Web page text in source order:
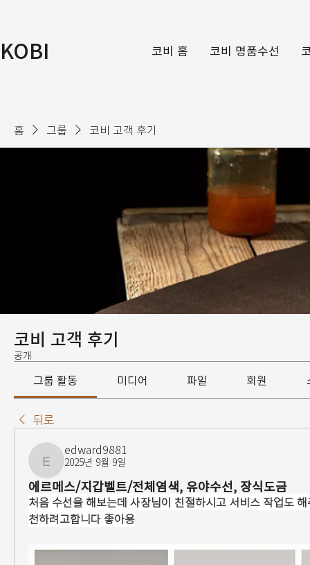
KOBI 코비 홈 코비 명품수선
홈 그룹 코비 고객 후기
코비 고객 후기
공개
그룹 활동 미디어 파일 회원
뒤로
edward9881
edward9881
2025년 9월 9일
에르메스/지갑벨트/전체염색, 유야수선, 장식도금
처음 수선을 해보는데 사장님이 친절하시고 서비스 작업도
천하려고합니다 좋아용